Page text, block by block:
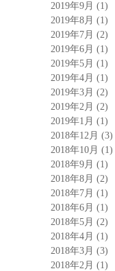
2019年9月 (1)
2019年8月 (1)
2019年7月 (2)
2019年6月 (1)
2019年5月 (1)
2019年4月 (1)
2019年3月 (2)
2019年2月 (2)
2019年1月 (1)
2018年12月 (3)
2018年10月 (1)
2018年9月 (1)
2018年8月 (2)
2018年7月 (1)
2018年6月 (1)
2018年5月 (2)
2018年4月 (1)
2018年3月 (3)
2018年2月 (1)